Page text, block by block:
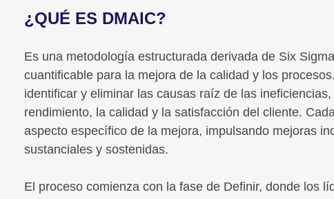
¿QUÉ ES DMAIC?
Es una metodología estructurada derivada de Six
cuantificable para la mejora de la calidad y los
identificar y eliminar las causas raíz de las
rendimiento, la calidad y la satisfacción del cliente.
aspecto específico de la mejora, impulsando mejoras
sustanciales y sostenidas.
El proceso comienza con la fase de Definir, donde los